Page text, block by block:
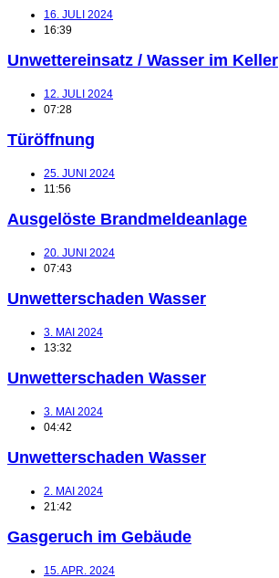
16. JULI 2024
16:39
Unwettereinsatz / Wasser im Keller
12. JULI 2024
07:28
Türöffnung
25. JUNI 2024
11:56
Ausgelöste Brandmeldeanlage
20. JUNI 2024
07:43
Unwetterschaden Wasser
3. MAI 2024
13:32
Unwetterschaden Wasser
3. MAI 2024
04:42
Unwetterschaden Wasser
2. MAI 2024
21:42
Gasgeruch im Gebäude
15. APR. 2024